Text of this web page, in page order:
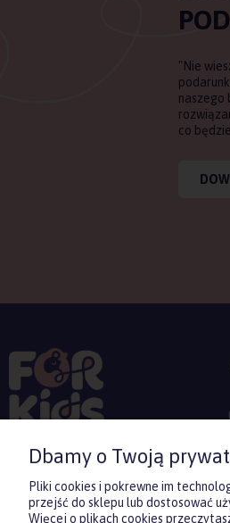
"Nie
naszego
co
Dbamy o Twoją
Pliki cookies i pokrewne im
przejść do sklepu lub dostosować
Więcej o plikach cookies